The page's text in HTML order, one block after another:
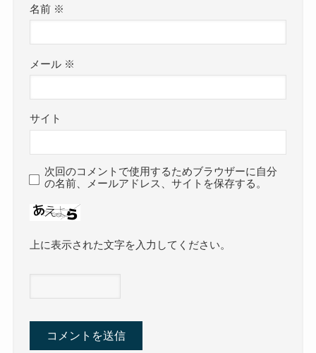
名前 ※
メール ※
サイト
次回のコメントで使用するためブラウザーに自分
の名前、メールアドレス、サイトを保存する。
上に表示された文字を入力してください。